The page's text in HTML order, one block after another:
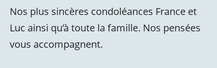
Nos plus sincères condoléances France et
Luc ainsi qu’à toute la famille. Nos pensées
vous accompagnent.